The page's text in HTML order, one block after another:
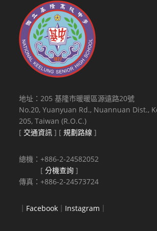
地址：205 基隆市暖暖區源遠路20號
No.20, Yuanyuan Rd., Nuannuan Dist.,
205, Taiwan (R.O.C.)
[ 交通資訊 ] [規劃路線 ]
總機：+886-2-24582052
[分機查詢 ]
傳真：+886-2-24573724
Facebook Instagram